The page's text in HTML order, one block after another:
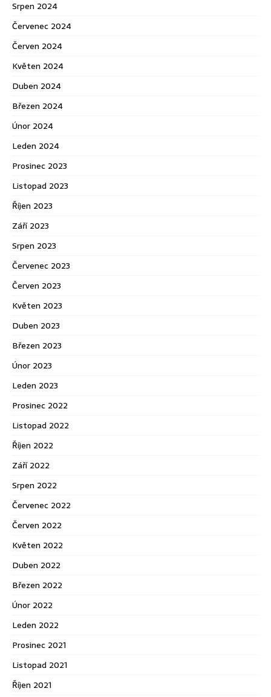
Srpen 2024
Červenec 2024
Červen 2024
Květen 2024
Duben 2024
Březen 2024
Únor 2024
Leden 2024
Prosinec 2023
Listopad 2023
Říjen 2023
Září 2023
Srpen 2023
Červenec 2023
Červen 2023
Květen 2023
Duben 2023
Březen 2023
Únor 2023
Leden 2023
Prosinec 2022
Listopad 2022
Říjen 2022
Září 2022
Srpen 2022
Červenec 2022
Červen 2022
Květen 2022
Duben 2022
Březen 2022
Únor 2022
Leden 2022
Prosinec 2021
Listopad 2021
Říjen 2021